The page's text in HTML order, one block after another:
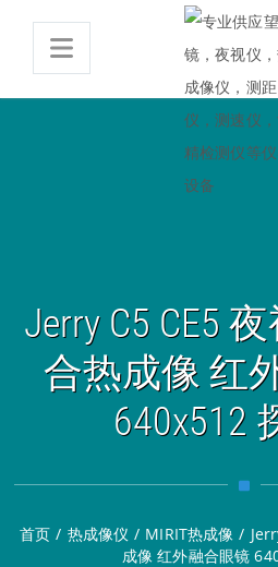
Jerry C5 CE5
合热成像 红
640x512
首页 / 热成像仪 / MIRIT热成像 /
成像 红外融合眼镜